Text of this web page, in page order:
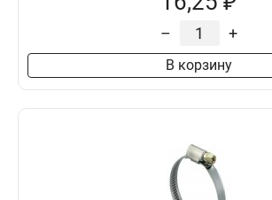
– +
В корзину